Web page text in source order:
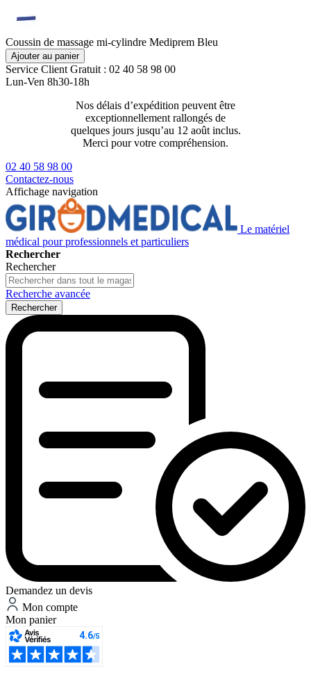
Coussin de massage mi-cylindre Mediprem Bleu
Ajouter au panier
Service Client Gratuit : 02 40 58 98 00
Lun-Ven 8h30-18h
Nos délais d’expédition peuvent être
exceptionnellement rallongés de
quelques jours jusqu’au 12 août inclus.
Merci pour votre compréhension.
02 40 58 98 00
Contactez-nous
Affichage navigation
Le matériel
médical pour professionnels et particuliers
Rechercher
Rechercher
Recherche avancée
Rechercher
Demandez un devis
Mon compte
Mon panier